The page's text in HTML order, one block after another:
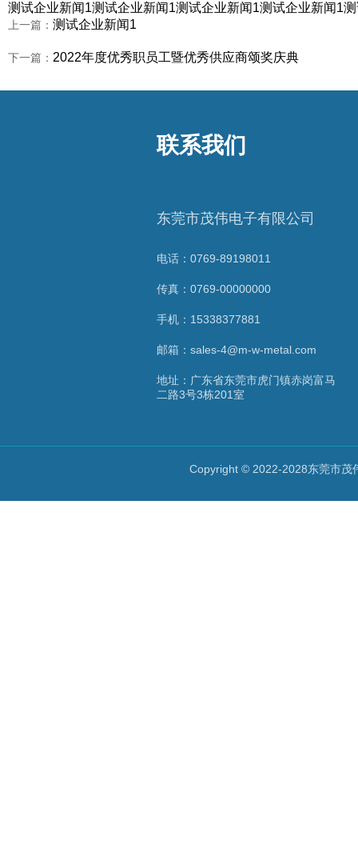
测试企业新闻1测试企业新闻1测试企业新闻1测试企业新闻1
上一篇： 测试企业新闻1
下一篇： 2022年度优秀职员工暨优秀供应商颂奖庆典
联系我们
东莞市茂伟电子有限公司
电话：0769-89198011
传真：0769-00000000
手机：15338377881
邮箱：sales-4@m-w-metal.com
地址：广东省东莞市虎门镇赤岗富马
二路3号3栋201室
Copyright © 2022-2028东莞市茂